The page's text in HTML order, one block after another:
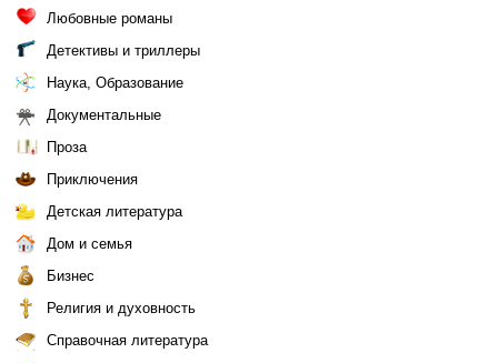
Любовные романы
Детективы и триллеры
Наука, Образование
Документальные
Проза
Приключения
Детская литература
Дом и семья
Бизнес
Религия и духовность
Справочная литература